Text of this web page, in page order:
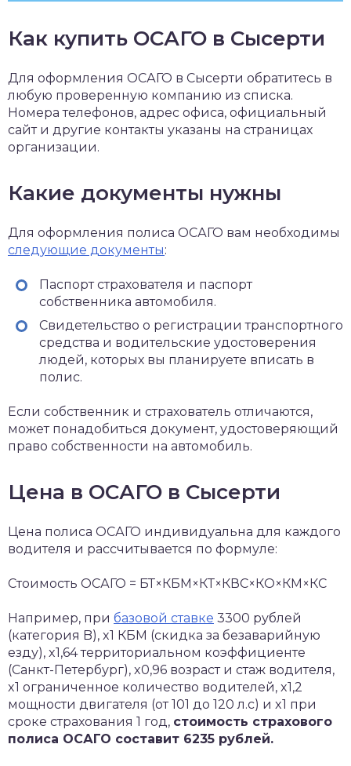
Как купить ОСАГО в Сысерти
Для оформления ОСАГО в Сысерти обратитесь в
любую проверенную компанию из списка.
Номера телефонов, адрес офиса, официальный
сайт и другие контакты указаны на страницах
организации.
Какие документы нужны
Для оформления полиса ОСАГО вам необходимы
следующие документы:
Паспорт страхователя и паспорт
собственника автомобиля.
Свидетельство о регистрации транспортного
средства и водительские удостоверения
людей, которых вы планируете вписать в
полис.
Если собственник и страхователь отличаются,
может понадобиться документ, удостоверяющий
право собственности на автомобиль.
Цена в ОСАГО в Сысерти
Цена полиса ОСАГО индивидуальна для каждого
водителя и рассчитывается по формуле:
Стоимость ОСАГО = БТ×КБМ×КТ×КВС×КО×КМ×КС
Например, при базовой ставке 3300 рублей
(категория B), x1 КБМ (скидка за безаварийную
езду), x1,64 территориальном коэффициенте
(Санкт-Петербург), x0,96 возраст и стаж водителя,
x1 ограниченное количество водителей, x1,2
мощности двигателя (от 101 до 120 л.с) и x1 при
сроке страхования 1 год, стоимость страхового
полиса ОСАГО составит 6235 рублей.